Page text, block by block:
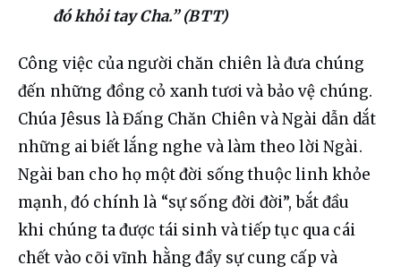
đó khỏi tay Cha.” (BTT)
Công việc của người chăn chiên là đưa chúng
đến những đồng cỏ xanh tươi và bảo vệ chúng.
Chúa Jêsus là Đấng Chăn Chiên và Ngài dẫn dắt
những ai biết lắng nghe và làm theo lời Ngài.
Ngài ban cho họ một đời sống thuộc linh khỏe
mạnh, đó chính là “sự sống đời đời”, bắt đầu
khi chúng ta được tái sinh và tiếp tục qua cái
chết vào cõi vĩnh hằng đầy sự cung cấp và